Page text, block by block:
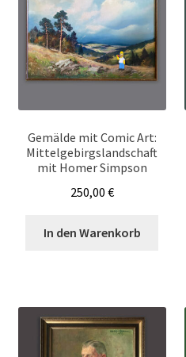
Gemälde mit Comic Art:
Mittelgebirgslandschaft
mit Homer Simpson
250,00 €
In den Warenkorb